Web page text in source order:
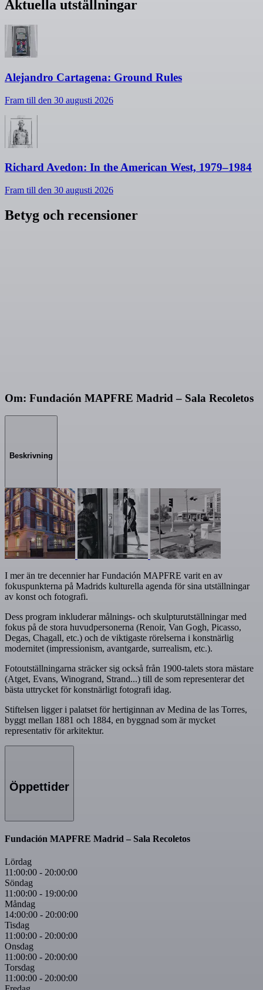
Aktuella utställningar
Alejandro Cartagena: Ground Rules
Fram till den 30 augusti 2026
Richard Avedon: In the American West, 1979–1984
Fram till den 30 augusti 2026
Betyg och recensioner
Om: Fundación MAPFRE Madrid – Sala Recoletos
Beskrivning
I mer än tre decennier har Fundación MAPFRE varit en av
fokuspunkterna på Madrids kulturella agenda för sina utställningar
av konst och fotografi.
Dess program inkluderar målnings- och skulpturutställningar med
fokus på de stora huvudpersonerna (Renoir, Van Gogh, Picasso,
Degas, Chagall, etc.) och de viktigaste rörelserna i konstnärlig
modernitet (impressionism, avantgarde, surrealism, etc.).
Fotoutställningarna sträcker sig också från 1900-talets stora mästare
(Atget, Evans, Winogrand, Strand...) till de som representerar det
bästa uttrycket för konstnärligt fotografi idag.
Stiftelsen ligger i palatset för hertiginnan av Medina de las Torres,
byggt mellan 1881 och 1884, en byggnad som är mycket
representativ för arkitektur.
Öppettider
Fundación MAPFRE Madrid – Sala Recoletos
Lördag
11:00:00 - 20:00:00
Söndag
11:00:00 - 19:00:00
Måndag
14:00:00 - 20:00:00
Tisdag
11:00:00 - 20:00:00
Onsdag
11:00:00 - 20:00:00
Torsdag
11:00:00 - 20:00:00